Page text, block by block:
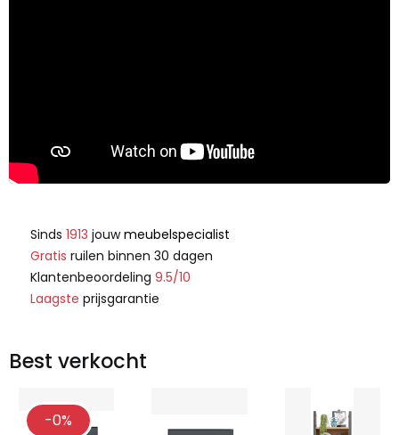
Sinds 1913 jouwmeubelspecialist
Gratis ruilen binnen 30 dagen
Klantenbeoordeling 9.5/10
Laagste prijsgarantie
Best verkocht
-0%